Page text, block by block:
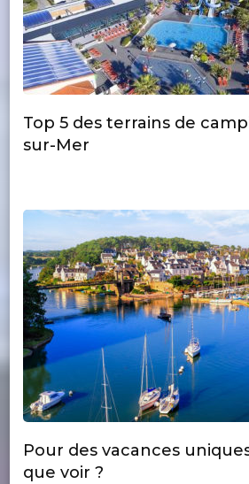
Top 5 des terrains de
sur-Mer
Pour des vacances
que voir ?